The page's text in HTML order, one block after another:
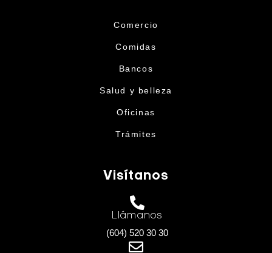
Comercio
Comidas
Bancos
Salud y belleza
Oficinas
Trámites
Visítanos
Llámanos
(604) 520 30 30